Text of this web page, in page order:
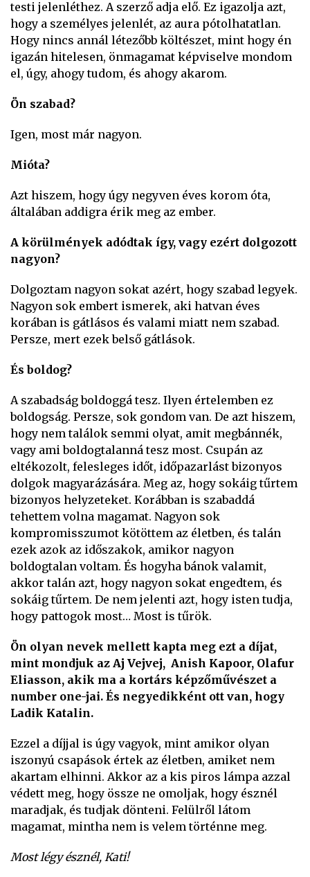
testi jelenléthez. A szerző adja elő. Ez igazolja azt,
hogy a személyes jelenlét, az aura pótolhatatlan.
Hogy nincs annál létezőbb költészet, mint hogy én
igazán hitelesen, önmagamat képviselve mondom
el, úgy, ahogy tudom, és ahogy akarom.
Ön szabad?
Igen, most már nagyon.
Mióta?
Azt hiszem, hogy úgy negyven éves korom óta,
általában addigra érik meg az ember.
A körülmények adódtak így, vagy ezért dolgozott
nagyon?
Dolgoztam nagyon sokat azért, hogy szabad legyek.
Nagyon sok embert ismerek, aki hatvan éves
korában is gátlásos és valami miatt nem szabad.
Persze, mert ezek belső gátlások.
És boldog?
A szabadság boldoggá tesz. Ilyen értelemben ez
boldogság. Persze, sok gondom van. De azt hiszem,
hogy nem találok semmi olyat, amit megbánnék,
vagy ami boldogtalanná tesz most. Csupán az
eltékozolt, felesleges időt, időpazarlást bizonyos
dolgok magyarázására. Meg az, hogy sokáig tűrtem
bizonyos helyzeteket. Korábban is szabaddá
tehettem volna magamat. Nagyon sok
kompromisszumot kötöttem az életben, és talán
ezek azok az időszakok, amikor nagyon
boldogtalan voltam. És hogyha bánok valamit,
akkor talán azt, hogy nagyon sokat engedtem, és
sokáig tűrtem. De nem jelenti azt, hogy isten tudja,
hogy pattogok most… Most is tűrök.
Ön olyan nevek mellett kapta meg ezt a díjat,
mint mondjuk az Aj Vejvej, Anish Kapoor, Olafur
Eliasson, akik ma a kortárs képzőművészet a
number one-jai. És negyedikként ott van, hogy
Ladik Katalin.
Ezzel a díjjal is úgy vagyok, mint amikor olyan
iszonyú csapások értek az életben, amiket nem
akartam elhinni. Akkor az a kis piros lámpa azzal
védett meg, hogy össze ne omoljak, hogy észnél
maradjak, és tudjak dönteni. Felülről látom
magamat, mintha nem is velem történne meg.
Most légy észnél, Kati!